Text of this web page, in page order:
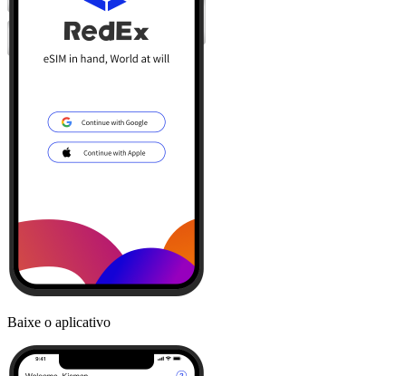
Baixe o aplicativo